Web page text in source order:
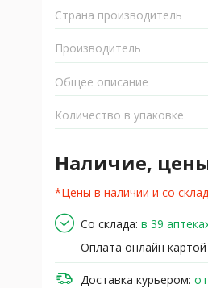
Страна производитель
Производитель
Общее описание
Количество в упаковке
Наличие,
*Цены в наличии и со
Со склада: в 39
Оплата онлайн картой
Доставка курьером: